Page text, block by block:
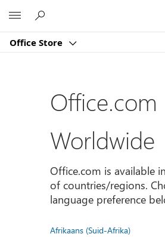
Office Store
Office.com
Worldwide
Office.com is available
of countries/regions.
language preference
Afrikaans (Suid-Afrika)